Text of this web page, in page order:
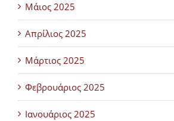
Μάιος 2025
Απρίλιος 2025
Μάρτιος 2025
Φεβρουάριος 2025
Ιανουάριος 2025